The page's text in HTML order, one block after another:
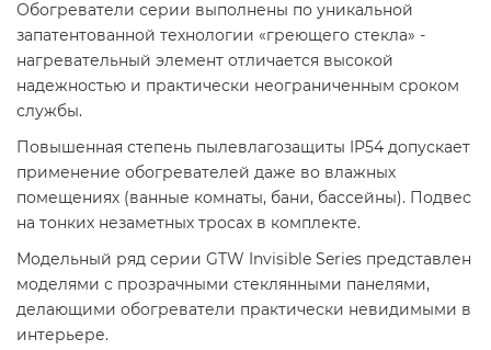
Обогреватели серии выполнены по уникальной
запатентованной технологии «греющего стекла» -
нагревательный элемент отличается высокой
надежностью и практически неограниченным сроком
службы.
Повышенная степень пылевлагозащиты IP54 допускает
применение обогревателей даже во влажных
помещениях (ванные комнаты, бани, бассейны). Подвес
на тонких незаметных тросах в комплекте.
Модельный ряд серии GTW Invisible Series представлен
моделями с прозрачными стеклянными панелями,
делающими обогреватели практически невидимыми в
интерьере.